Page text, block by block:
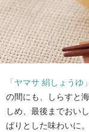
「ヤマサ 絹しょうゆ」
の間にも、しらすと
しめ、最後までおい
ぱりとした味わいに。